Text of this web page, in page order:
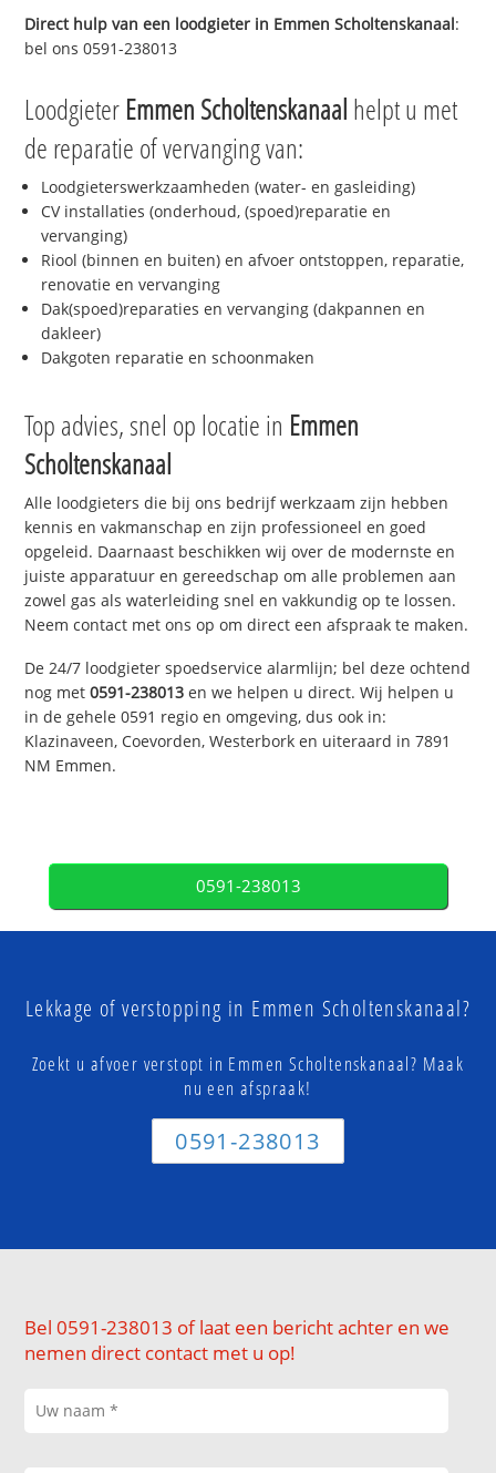
Direct hulp van een loodgieter in Emmen Scholtenskanaal:
bel ons 0591-238013
Loodgieter Emmen Scholtenskanaal helpt u met
de reparatie of vervanging van:
Loodgieterswerkzaamheden (water- en gasleiding)
CV installaties (onderhoud, (spoed)reparatie en
vervanging)
Riool (binnen en buiten) en afvoer ontstoppen, reparatie,
renovatie en vervanging
Dak(spoed)reparaties en vervanging (dakpannen en
dakleer)
Dakgoten reparatie en schoonmaken
Top advies, snel op locatie in Emmen
Scholtenskanaal
Alle loodgieters die bij ons bedrijf werkzaam zijn hebben
kennis en vakmanschap en zijn professioneel en goed
opgeleid. Daarnaast beschikken wij over de modernste en
juiste apparatuur en gereedschap om alle problemen aan
zowel gas als waterleiding snel en vakkundig op te lossen.
Neem contact met ons op om direct een afspraak te maken.
De 24/7 loodgieter spoedservice alarmlijn; bel deze ochtend
nog met0591-238013 en we helpen u direct. Wij helpen u
in de gehele 0591 regio en omgeving, dus ook in:
Klazinaveen, Coevorden, Westerbork en uiteraard in 7891
NM Emmen.
0591-238013
Lekkage of verstopping in Emmen Scholtenskanaal?
Zoekt u afvoer verstopt in Emmen Scholtenskanaal? Maak
nu een afspraak!
0591-238013
Bel 0591-238013 of laat een bericht achter en we
nemen direct contact met u op!